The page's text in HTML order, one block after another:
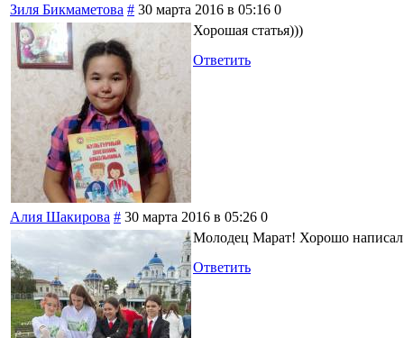
Зиля Бикмаметова # 30 марта 2016 в 05:16 0
Хорошая статья)))
Ответить
Алия Шакирова # 30 марта 2016 в 05:26 0
Молодец Марат! Хорошо
Ответить